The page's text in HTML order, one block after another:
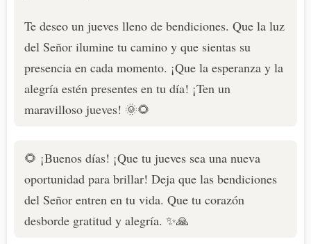
Te deseo un jueves lleno de bendiciones. Que la luz
del Señor ilumine tu camino y que sientas su
presencia en cada momento. ¡Que la esperanza y la
alegría estén presentes en tu día! ¡Ten un
maravilloso jueves! 🌞🌻
🌻 ¡Buenos días! ¡Que tu jueves sea una nueva
oportunidad para brillar! Deja que las bendiciones
del Señor entren en tu vida. Que tu corazón
desborde gratitud y alegría. ✨🙏